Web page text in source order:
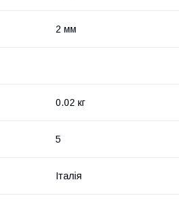
2 мм
0.02 кг
5
Італія